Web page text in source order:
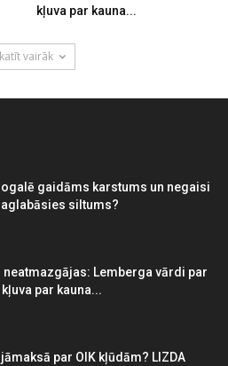
kļuva par kauna...
vairāk
gaidāms karstums un negaisi
siltums?
neatmazgājas: Lemberga vārdi par
kļuva par kauna...
par OIK kļūdām? LIZDA